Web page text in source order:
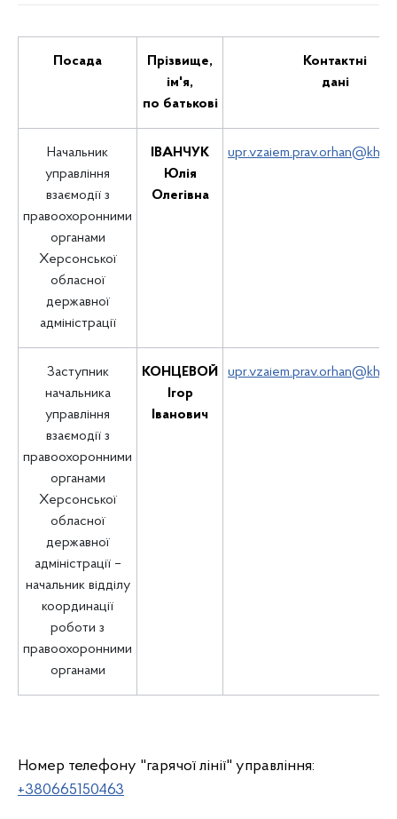
Посада
Прізвище,
ім'я,
по батькові
Контактні
дані
Начальник
управління
взаємодії з
правоохоронними
органами
Херсонської
обласної
державної
адміністрації
ІВАНЧУК
Юлія
Олегівна
Заступник
начальника
управління
взаємодії з
правоохоронними
органами
Херсонської
обласної
державної
адміністрації –
начальник відділу
координації
роботи з
правоохоронними
органами
КОНЦЕВОЙ
Ігор
Іванович
Номер телефону "гарячої лінії" управління:
+380665150463